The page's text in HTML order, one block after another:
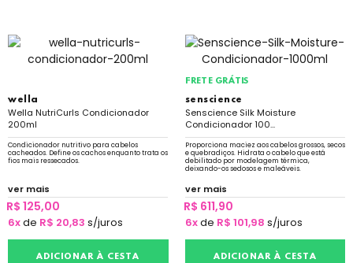
wella
Wella NutriCurls Condicionador
200ml
Condicionador nutritivo para cabelos
cacheados. Define os cachos enquanto trata os
fios mais ressecados.
ver mais
R$ 125,00
6xde R$ 20,83 s/juros
ADICIONAR À CESTA
FRETE GRÁTIS
senscience
Senscience Silk Moisture
Condicionador 100...
Proporciona maciez aos cabelos grossos, secos
e quebradiços. Hidrata o cabelo que está
debilitado por modelagem térmica,
deixando-os sedosos e maleáveis.
ver mais
R$ 611,90
6xde R$ 101,98 s/juros
ADICIONAR À CESTA